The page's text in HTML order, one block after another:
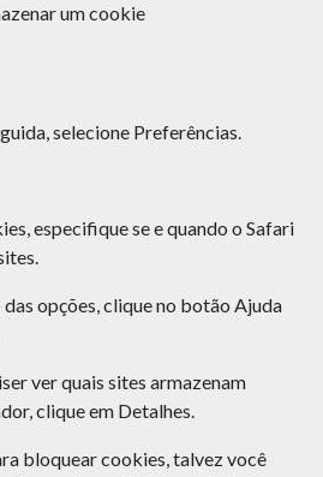
um cookie
selecione Preferências.
especifique se e quando o Safari
opções, clique no botão Ajuda
ver quais sites armazenam
clique em Detalhes.
bloquear cookies, talvez você